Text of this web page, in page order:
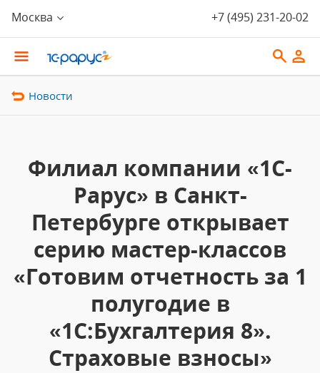
Москва +7 (495) 231-20-02
Новости
Филиал компании «1С-
Рарус» в Санкт-
Петербурге открывает
серию мастер-классов
«Готовим отчетность за 1
полугодие в
«1С:Бухгалтерия 8».
Страховые взносы»